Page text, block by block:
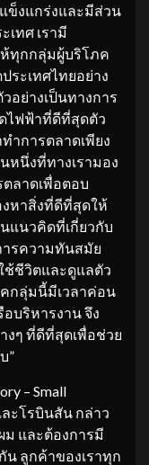
ข็งแกร่งและมีส่วน
เทศ เรามี
ทุกกลุ่มผู้บริโภค
ระเทศไทยอย่าง
วอย่างเป็นทางการ
ไฟฟ้าที่ดีที่สุดตัว
ำการตลาดเพียง
หนึ่งที่ทางเรามอง
ลาดเพื่อตอบ
หาสิ่งที่ดีที่สุดให้
นแนวคิดที่เกี่ยวกับ
รความทันสมัย
ช้ชีวิตและดูแลตัว
กลุ่มนี้มีเวลาค่อน
บริหารงาน จึง
งๆ ที่ดีที่สุดเพื่อช่วย
”
– Small
ะโรบินสัน กล่าว
และต้องการมี
ลูกค้าของเราทุก